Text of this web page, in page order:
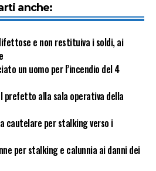
anche:
e non restituiva i soldi, ai
un uomo per l’incendio del 4
prefetto alla sala operativa della
cautelare per stalking verso i
per stalking e calunnia ai danni dei